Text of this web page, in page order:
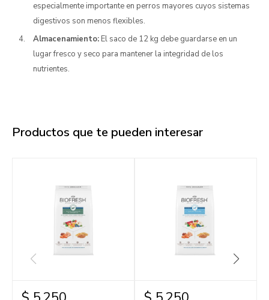
especialmente importante en perros mayores cuyos sistemas
digestivos son menos flexibles.
Almacenamiento: El saco de 12 kg debe guardarse en un
lugar fresco y seco para mantener la integridad de los
nutrientes.
Productos que te pueden interesar